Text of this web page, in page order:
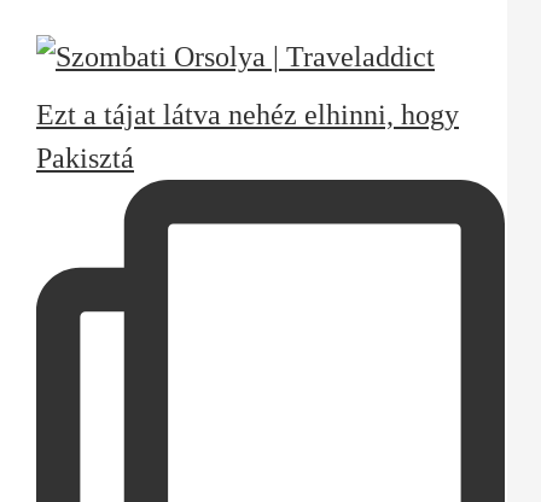
Ezt a tájat látva nehéz elhinni, hogy
Pakisztá